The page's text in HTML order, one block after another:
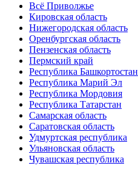
Всё Приволжье
Кировская область
Нижегородская область
Оренбургская область
Пензенская область
Пермский край
Республика Башкортостан
Республика Марий Эл
Республика Мордовия
Республика Татарстан
Самарская область
Саратовская область
Удмуртская республика
Ульяновская область
Чувашская республика